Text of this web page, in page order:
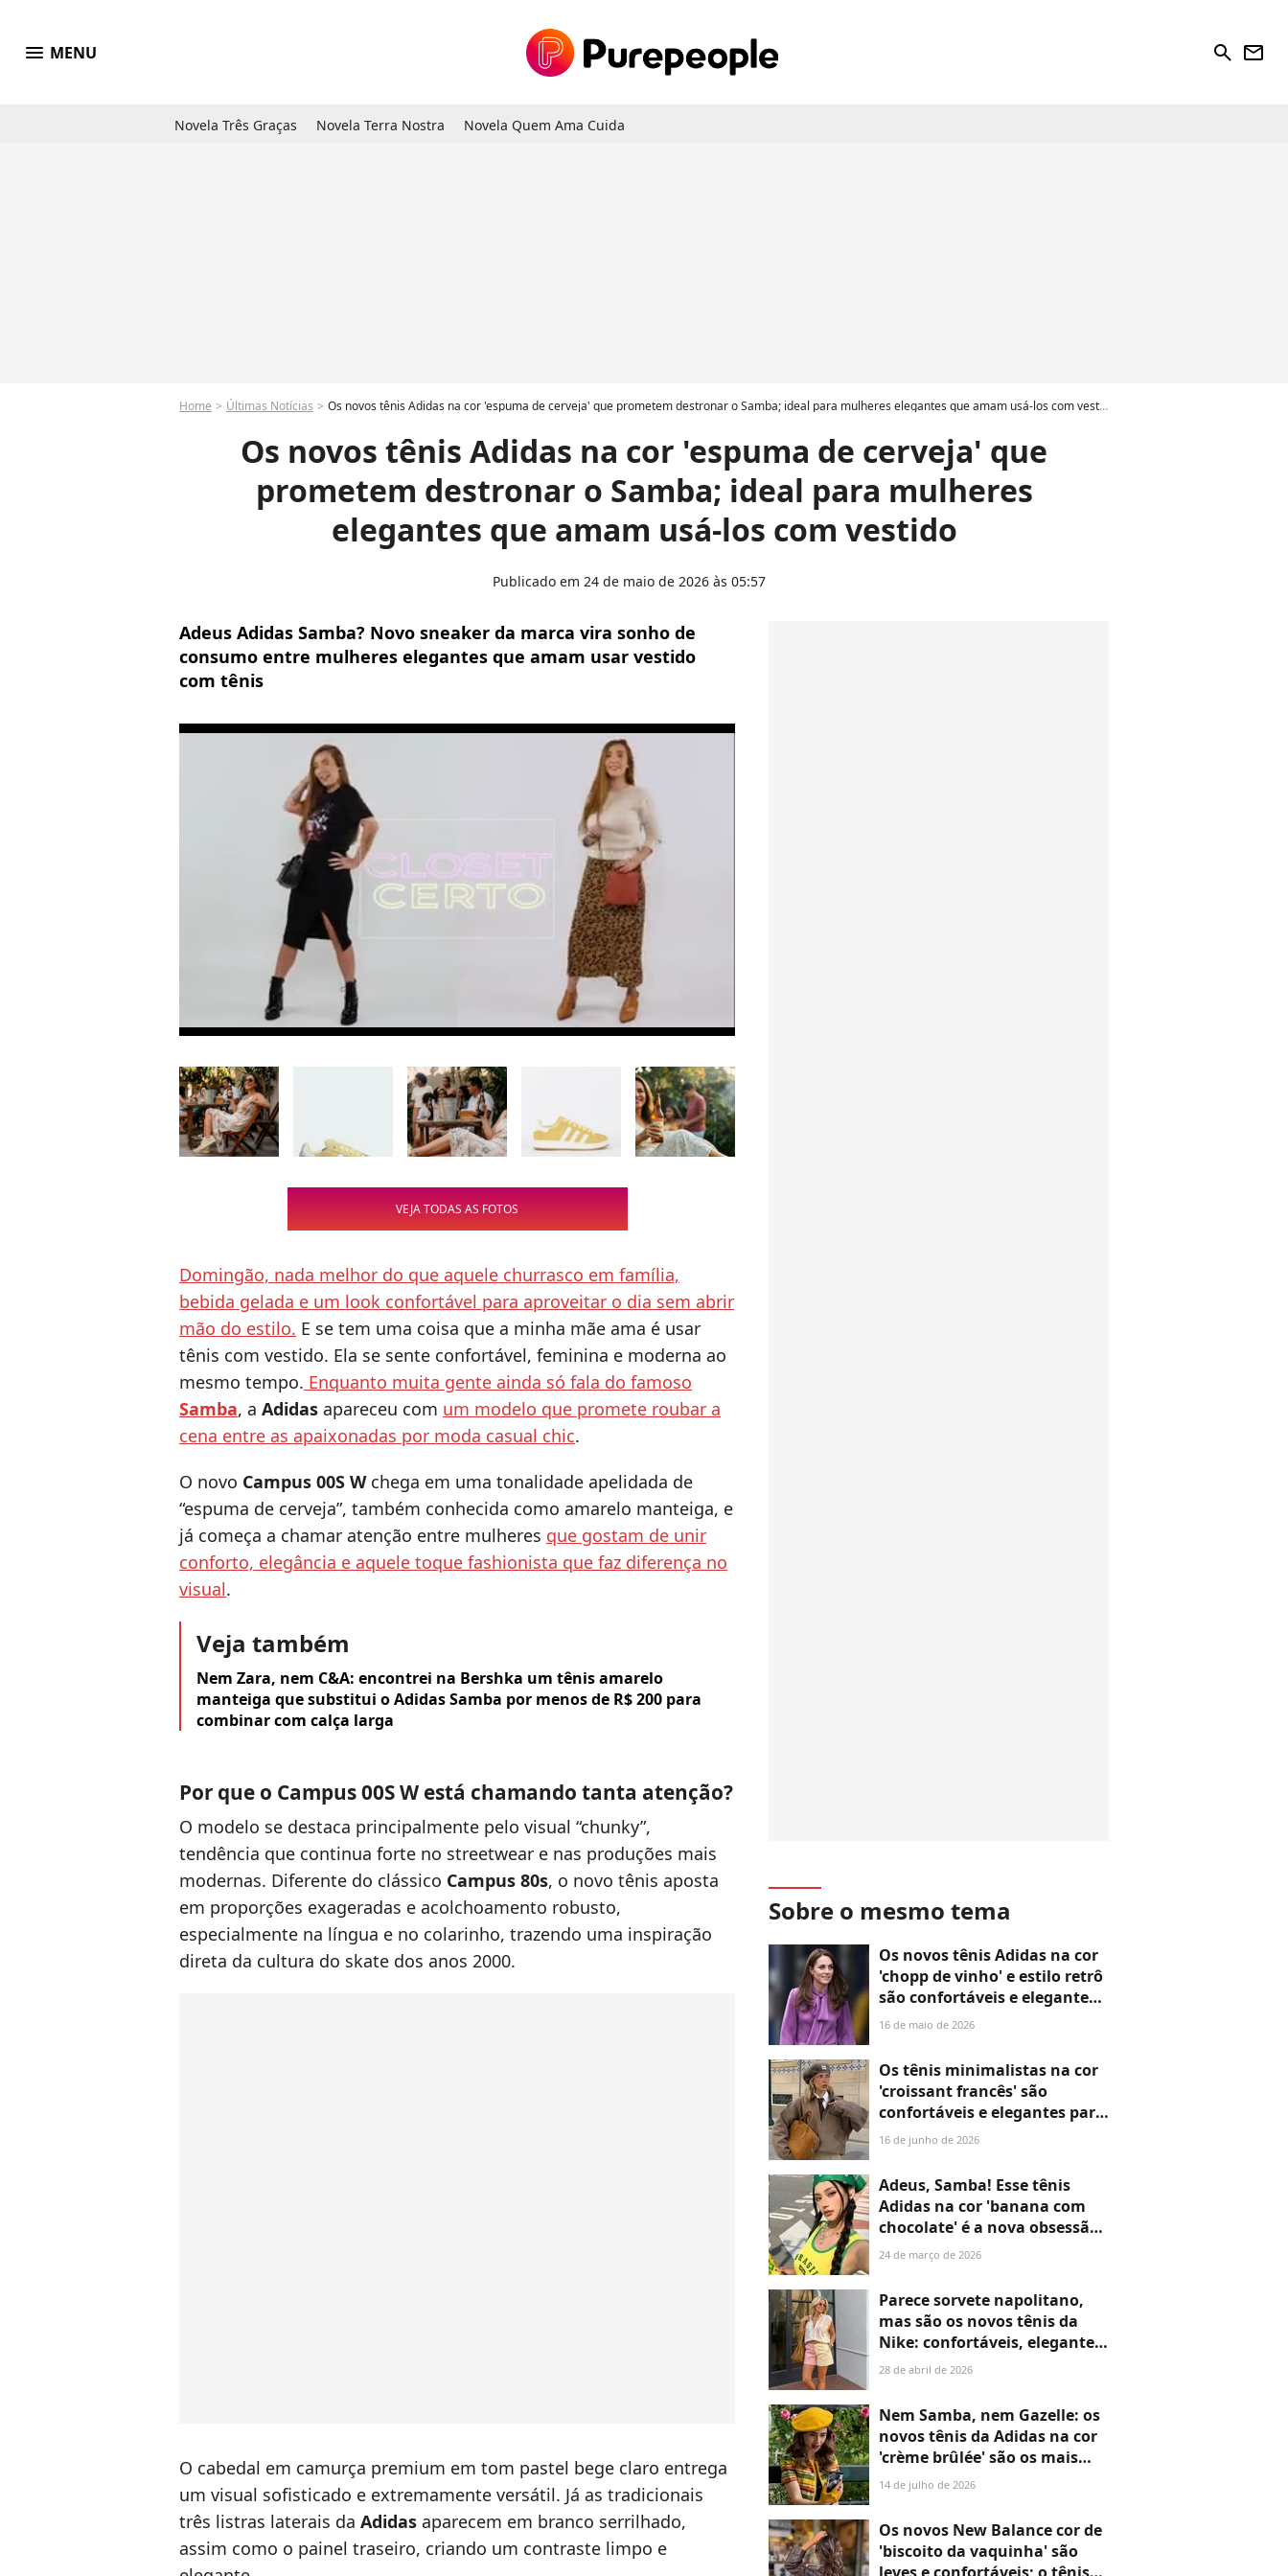
menu MENU search newsletter
Novela Três Graças Novela Terra Nostra Novela Quem Ama Cuida
Home Últimas Notícias Os novos tênis Adidas na cor 'espuma de cerveja' que prometem destronar o Samba; ideal para mulheres elegantes que amam usá-los com vestido
Os novos tênis Adidas na cor 'espuma de cerveja' que
prometem destronar o Samba; ideal para mulheres
elegantes que amam usá-los com vestido
Publicado em 24 de maio de 2026 às 05:57
Adeus Adidas Samba? Novo sneaker da marca vira sonho de
consumo entre mulheres elegantes que amam usar vestido
com tênis
VEJA TODAS AS FOTOS
Domingão, nada melhor do que aquele churrasco em família,
bebida gelada e um look confortável para aproveitar o dia sem abrir
mão do estilo. E se tem uma coisa que a minha mãe ama é usar
tênis com vestido. Ela se sente confortável, feminina e moderna ao
mesmo tempo. Enquanto muita gente ainda só fala do famoso
Samba, a Adidas apareceu com um modelo que promete roubar a
cena entre as apaixonadas por moda casual chic.
O novo Campus 00S Wchega em uma tonalidade apelidada de
“espuma de cerveja”, também conhecida como amarelo manteiga, e
já começa a chamar atenção entre mulheres que gostam de unir
conforto, elegância e aquele toque fashionista que faz diferença no
visual.
Veja também
Nem Zara, nem C&A: encontrei na Bershka um tênis amarelo
manteiga que substitui o Adidas Samba por menos de R$ 200 para
combinar com calça larga
Por que o Campus 00S W está chamando tanta atenção?
O modelo se destaca principalmente pelo visual “chunky”,
tendência que continua forte no streetwear e nas produções mais
modernas. Diferente do clássico Campus 80s, o novo tênis aposta
em proporções exageradas e acolchoamento robusto,
especialmente na língua e no colarinho, trazendo uma inspiração
direta da cultura do skate dos anos 2000.
O cabedal em camurça premium em tom pastel bege claro entrega
um visual sofisticado e extremamente versátil. Já as tradicionais
três listras laterais da Adidas aparecem em branco serrilhado,
assim como o painel traseiro, criando um contraste limpo e
Sobre o mesmo tema
Os novos tênis Adidas na cor
'chopp de vinho' e estilo retrô
são confortáveis e elegantes
para mulheres que amam
16 de maio de 2026
Os tênis minimalistas na cor
'croissant francês' são
confortáveis e elegantes para
mulheres com mais de 50
minha mãe já quer usá-los o
tempo todo com saias ou
vestidos soltos
16 de junho de 2026
Adeus, Samba! Esse tênis
Adidas na cor 'banana com
chocolate' é a nova obsessão
das mulheres elegantes e vai
até depois da Copa do Mundo
2026
24 de março de 2026
Parece sorvete napolitano,
mas são os novos tênis da
Nike: confortáveis, elegantes
e o novo it-item das mulheres
los o tempo todo com legging
e bermuda
28 de abril de 2026
Nem Samba, nem Gazelle: os
novos tênis da Adidas na cor
'crème brûlée' são os mais
confortáveis e chiques; estou
largo nos dias frios
14 de julho de 2026
Os novos New Balance cor de
'biscoito da vaquinha' são